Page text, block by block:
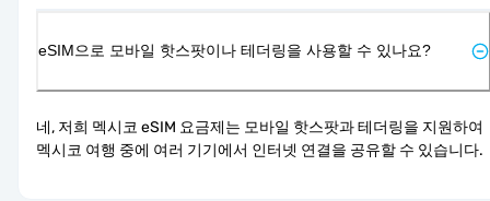
eSIM으로 모바일 핫스팟이나 테더링을 사용할 수 있나요?
네, 저희 멕시코 eSIM 요금제는 모바일 핫스팟과 테더링을 지원하여
멕시코 여행 중에 여러 기기에서 인터넷 연결을 공유할 수 있습니다.